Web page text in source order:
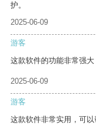
护。
2025-06-09
游客
这款软件的功能非常强大
2025-06-09
游客
这款软件非常实用，可以